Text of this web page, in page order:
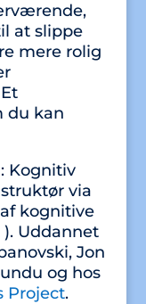
at slippe
mere rolig
du kan
Kognitiv
via
kognitive
Uddannet
Jon
og hos
Project.